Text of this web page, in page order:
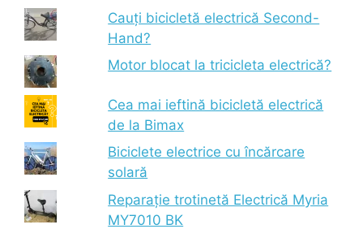
Cauți bicicletă electrică Second-
Hand?
Motor blocat la tricicleta electrică?
Cea mai ieftină bicicletă electrică
de la Bimax
Biciclete electrice cu încărcare
solară
Reparație trotinetă Electrică Myria
MY7010 BK